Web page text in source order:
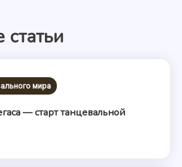
мира
— старт танцевальной